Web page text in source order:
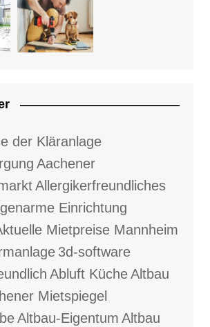
der Kläranlage
Aachener
Allergikerfreundliches
Einrichtung
Mietpreise Mannheim
3d-software
Abluft KücheAltbau
Mietspiegel
Altbau-Eigentum Altbau